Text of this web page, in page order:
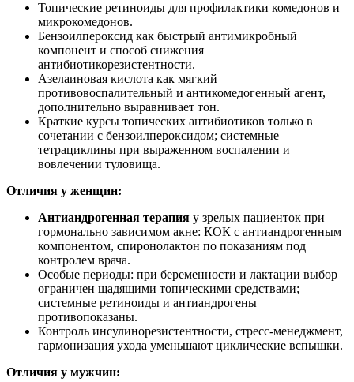
Топические ретиноиды для профилактики комедонов и
микрокомедонов.
Бензоилпероксид как быстрый антимикробный
компонент и способ снижения
антибиотикорезистентности.
Азелаиновая кислота как мягкий
противовоспалительный и антикомедогенный агент,
дополнительно выравнивает тон.
Краткие курсы топических антибиотиков только в
сочетании с бензоилпероксидом; системные
тетрациклины при выраженном воспалении и
вовлечении туловища.
Отличия у женщин:
Антиандрогенная терапия у зрелых пациенток при
гормонально зависимом акне: КОК с антиандрогенным
компонентом, спиронолактон по показаниям под
контролем врача.
Особые периоды: при беременности и лактации выбор
ограничен щадящими топическими средствами;
системные ретиноиды и антиандрогены
противопоказаны.
Контроль инсулинорезистентности, стресс‑менеджмент,
гармонизация ухода уменьшают циклические вспышки.
Отличия у мужчин: